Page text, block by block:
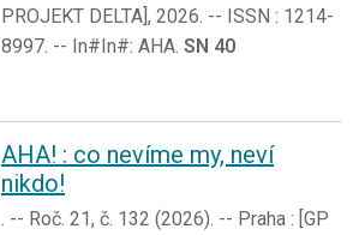
PROJEKT DELTA], 2026. -- ISSN : 1214-
8997. -- In#In#: AHA. SN 40
AHA! : co nevíme my, neví
nikdo!
. -- Roč. 21, č. 132 (2026). -- Praha : [GP